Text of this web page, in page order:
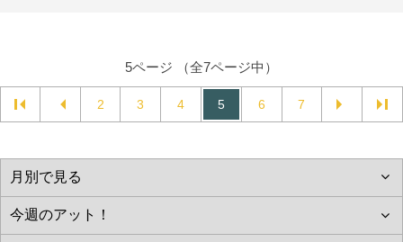
5ページ （全7ページ中）
2 3 4 5 6 7